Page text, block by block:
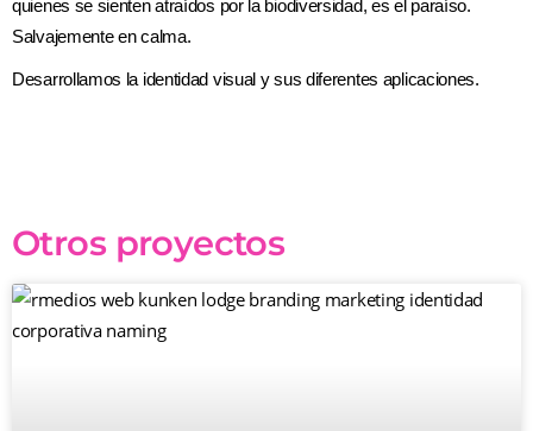
quienes se sienten atraídos por la biodiversidad, es el paraíso.
Salvajemente en calma.
Desarrollamos la identidad visual y sus diferentes aplicaciones.
Otros proyectos